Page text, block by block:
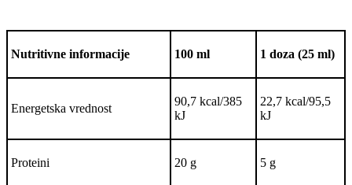
Nutritivne informacije 100 ml 1 doza (25 ml)
Energetska vrednost
90,7 kcal/385
kJ
22,7 kcal/95,5
kJ
Proteini 20 g 5 g